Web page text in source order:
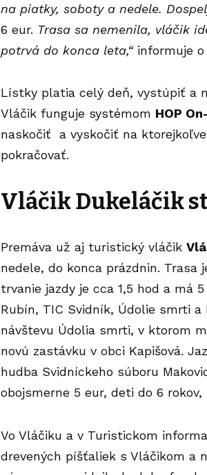
na piatky, soboty a nedele.
6 eur. Trasa sa nemenila, vláčik
potrvá do konca leta,“informuje o
Lístky platia celý deň, vystúpiť a
Vláčik funguje systémom HOP
naskočiť a vyskočiť na
pokračovať.
Vláčik Dukeláčik
Premáva už aj turistický vláčik
nedele, do konca prázdnin.
trvanie jazdy je cca 1,5 hod a má
Rubín, TIC Svidník, Údolie smrti
návštevu Údolia smrti, v ktorom
novú zastávku v obci Kapišová.
hudba Svidníckeho súboru
obojsmerne 5 eur, deti do 6 rokov,
Vo Vláčiku a v Turistickom
drevených píšťaliek s Vláčikom a